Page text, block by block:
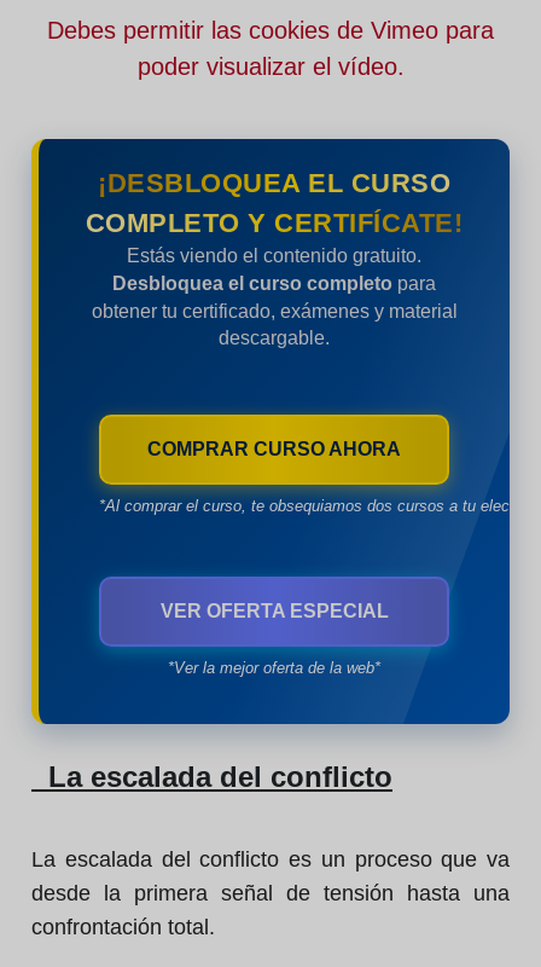
Debes permitir las cookies de Vimeo para
poder visualizar el vídeo.
¡DESBLOQUEA EL CURSO
COMPLETO Y CERTIFÍCATE!
Estás viendo el contenido gratuito.
Desbloquea el curso completo para
obtener tu certificado, exámenes y material
descargable.
COMPRAR CURSO AHORA
*Al comprar el curso, te obsequiamos dos cursos a tu
VER OFERTA ESPECIAL
*Ver la mejor oferta de la web*
La escalada del conflicto
La escalada del conflicto es un proceso que va
desde la primera señal de tensión hasta una
confrontación total.